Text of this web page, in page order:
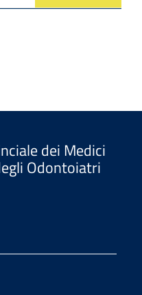
dei Medici
Odontoiatri